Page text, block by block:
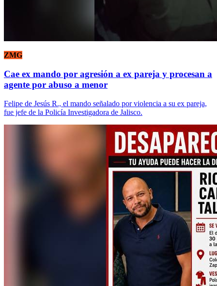
ZMG
Cae ex mando por agresión a ex pareja y procesan a
agente por abuso a menor
Felipe de Jesús R., el mando señalado por violencia a su ex pareja,
fue jefe de la Policía Investigadora de Jalisco.